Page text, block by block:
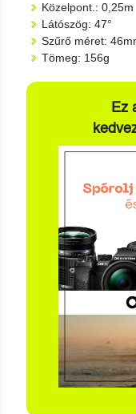
Közelpont.: 0,25m
Látószög: 47°
Szűrő méret:
Tömeg: 156g
Ez